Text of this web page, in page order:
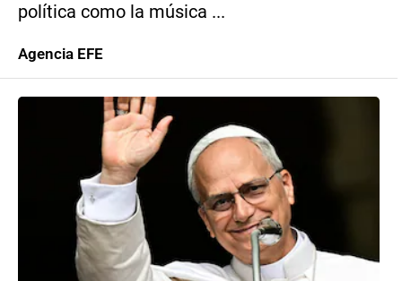
política como la música ...
Agencia EFE